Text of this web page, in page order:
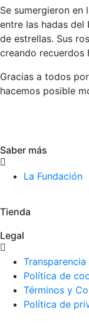
Se sumergieron en
entre las hadas
de estrellas. Sus
creando recuerdos
Gracias a todos
hacemos posible
Saber más
La Fundación
Tienda
Legal
Transparencia
Política de
Términos y
Política de